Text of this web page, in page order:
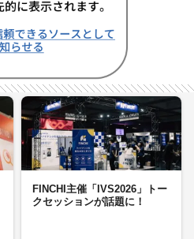
FINCHI主催「IVS2026」トー
クセッションが話題に！